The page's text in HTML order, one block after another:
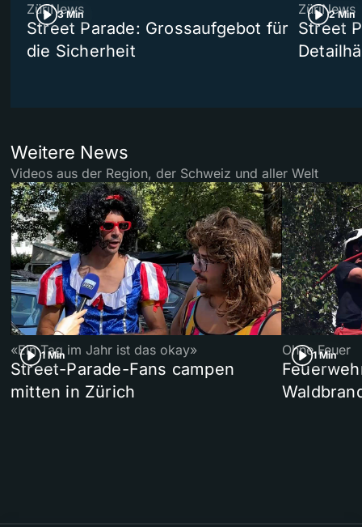
3 Min
ZüriNews
Street Parade: Grossaufgebot für
die Sicherheit
2 Min
ZüriNews
Street
Weitere News
Videos aus der Region, der Schweiz und aller Welt
1 Min
«Ein Tag im Jahr ist das okay»
Street-Parade-Fans campen
mitten in Zürich
1 Min
Ohne Feuer